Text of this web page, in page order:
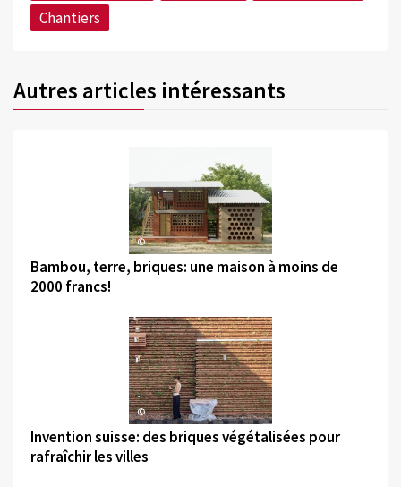
Chantiers
Autres articles intéressants
©
Bambou, terre, briques: une maison à moins de
2000 francs!
©
Invention suisse: des briques végétalisées pour
rafraîchir les villes